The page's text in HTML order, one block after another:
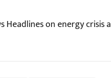
on energy